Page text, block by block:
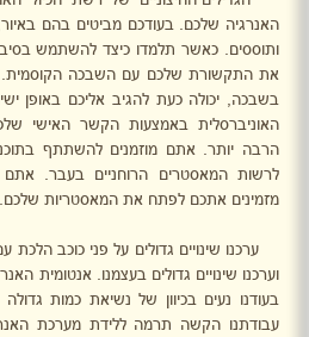
האנרגיה שלכם. בעודכם מביטים בהם
ותוססים. כאשר תלמדו כיצד להשתמש
את התקשורת שלכם עם השבכה הקוסמית.
בשבכה, יכולה כעת להגיב אליכם באופן
האוניברסלית באמצעות הקשר האישי
הרבה יותר. אתם מוזמנים להשתתף
לרשות המאסטרים הרוחניים בעבר.
מזמינים אתכם לפתח את המאסטריות שלכם.
ערכנו שינויים גדולים על פני כוכב הלכת
וערכנו שינויים גדולים בעצמנו. אנטומית
בעודנו נעים בכיוון של נשיאת כמות
עבודתנו הקשה תרמה ללידת מערכת